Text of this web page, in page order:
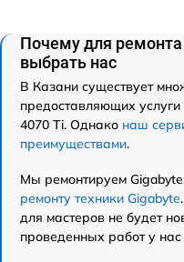
Почему для ремонта
выбрать нас
В Казани существует
предоставляющих
4070 Ti. Однако наш
преимуществами.
Мы ремонтируем
ремонту техники Gigabyte
для мастеров не будет
проведенных работ у нас